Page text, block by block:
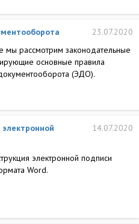
23.07.2020
мы рассмотрим законодательные
основные правила
(ЭДО).
14.07.2020
электронной подписи
Word.